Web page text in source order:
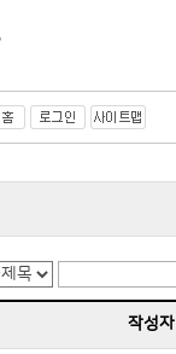
작성자